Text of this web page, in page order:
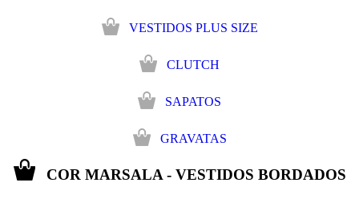
VESTIDOS PLUS SIZE
CLUTCH
SAPATOS
GRAVATAS
COR MARSALA - VESTIDOS BORDADOS